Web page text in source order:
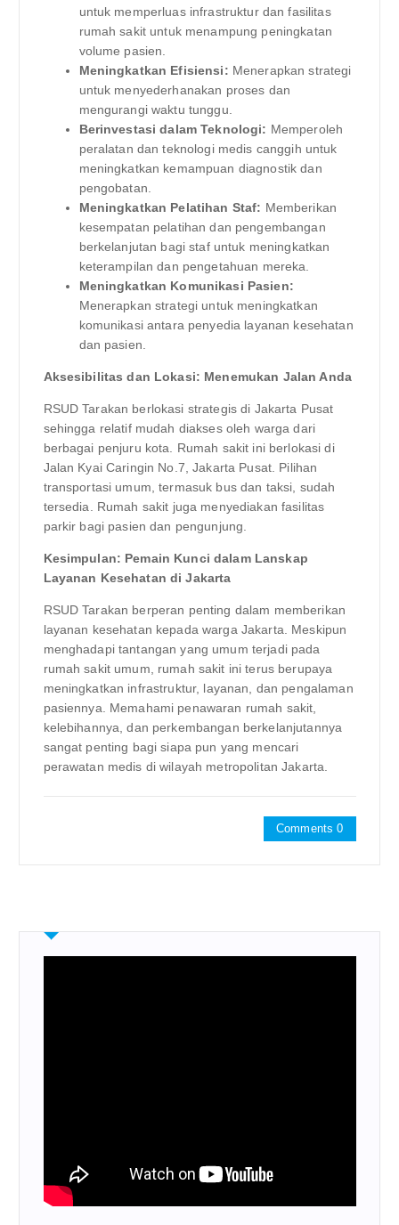
untuk memperluas infrastruktur dan fasilitas
rumah sakit untuk menampung peningkatan
volume pasien.
Meningkatkan Efisiensi: Menerapkan strategi
untuk menyederhanakan proses dan
mengurangi waktu tunggu.
Berinvestasi dalam Teknologi: Memperoleh
peralatan dan teknologi medis canggih untuk
meningkatkan kemampuan diagnostik dan
pengobatan.
Meningkatkan Pelatihan Staf: Memberikan
kesempatan pelatihan dan pengembangan
berkelanjutan bagi staf untuk meningkatkan
keterampilan dan pengetahuan mereka.
Meningkatkan Komunikasi Pasien:
Menerapkan strategi untuk meningkatkan
komunikasi antara penyedia layanan kesehatan
dan pasien.
Aksesibilitas dan Lokasi: Menemukan Jalan Anda
RSUD Tarakan berlokasi strategis di Jakarta Pusat
sehingga relatif mudah diakses oleh warga dari
berbagai penjuru kota. Rumah sakit ini berlokasi di
Jalan Kyai Caringin No.7, Jakarta Pusat. Pilihan
transportasi umum, termasuk bus dan taksi, sudah
tersedia. Rumah sakit juga menyediakan fasilitas
parkir bagi pasien dan pengunjung.
Kesimpulan: Pemain Kunci dalam Lanskap
Layanan Kesehatan di Jakarta
RSUD Tarakan berperan penting dalam memberikan
layanan kesehatan kepada warga Jakarta. Meskipun
menghadapi tantangan yang umum terjadi pada
rumah sakit umum, rumah sakit ini terus berupaya
meningkatkan infrastruktur, layanan, dan pengalaman
pasiennya. Memahami penawaran rumah sakit,
kelebihannya, dan perkembangan berkelanjutannya
sangat penting bagi siapa pun yang mencari
perawatan medis di wilayah metropolitan Jakarta.
Comments 0